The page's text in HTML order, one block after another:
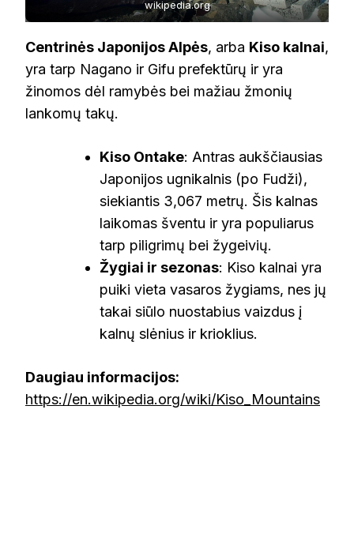
wikipedia.org
Centrinės Japonijos Alpės, arba Kiso kalnai,
yra tarp Nagano ir Gifu prefektūrų ir yra
žinomos dėl ramybės bei mažiau žmonių
lankomų takų.
Kiso Ontake: Antras aukščiausias
Japonijos ugnikalnis (po Fudži),
siekiantis 3,067 metrų. Šis kalnas
laikomas šventu ir yra populiarus
tarp piligrimų bei žygeivių.
Žygiai ir sezonas: Kiso kalnai yra
puiki vieta vasaros žygiams, nes jų
takai siūlo nuostabius vaizdus į
kalnų slėnius ir krioklius.
Daugiau informacijos:
https://en.wikipedia.org/wiki/Kiso_Mountains